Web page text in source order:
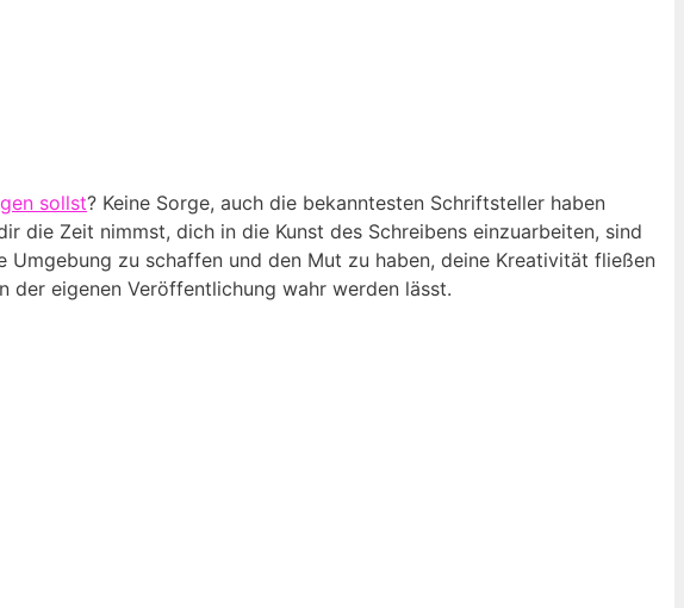
sollst? Keine Sorge, auch die bekanntesten Schriftsteller haben
die Zeit nimmst, dich in die Kunst des Schreibens einzuarbeiten, sind
zu schaffen und den Mut zu haben, deine Kreativität fließen
der eigenen Veröffentlichung wahr werden lässt.